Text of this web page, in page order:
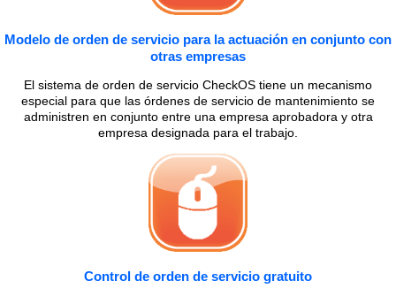
Modelo de orden de servicio para la actuación en conjunto con
otras empresas
El sistema de orden de servicio CheckOS tiene un mecanismo
especial para que las órdenes de servicio de mantenimiento se
administren en conjunto entre una empresa aprobadora y otra
empresa designada para el trabajo.
Control de orden de servicio gratuito